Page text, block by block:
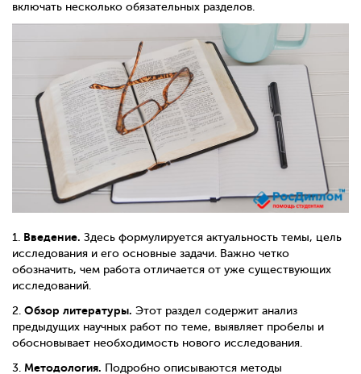
включать несколько обязательных разделов.
1. Введение. Здесь формулируется актуальность темы, цель
исследования и его основные задачи. Важно четко
обозначить, чем работа отличается от уже существующих
исследований.
2. Обзор литературы. Этот раздел содержит анализ
предыдущих научных работ по теме, выявляет пробелы и
обосновывает необходимость нового исследования.
3. Методология. Подробно описываются методы